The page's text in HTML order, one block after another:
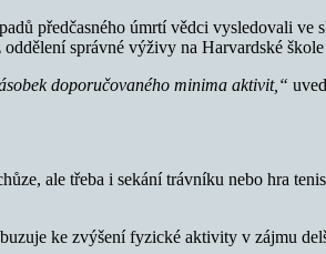
předčasného úmrtí vědci vysledovali
správné výživy na Harvardské
doporučovaného minima aktivit,“
ale třeba i sekání trávníku nebo hra
ke zvýšení fyzické aktivity v zájmu